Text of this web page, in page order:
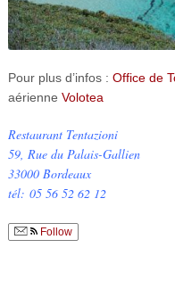
Pour plus d’infos : Office de
aérienne Volotea
Restaurant Tentazioni
59, Rue du Palais-Gallien
33000 Bordeaux
tél: 05 56 52 62 12
Follow